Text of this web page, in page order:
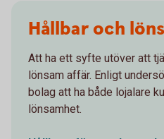
Hållbar och
Att ha ett syfte utöver att
lönsam affär. Enligt
bolag att ha både lojalare
lönsamhet.